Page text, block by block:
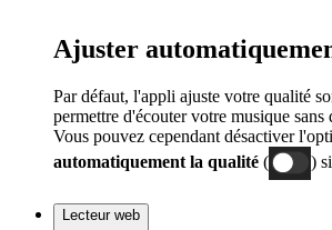
Ajuster
Par défaut, l'appli ajuste votre qualité
permettre d'écouter votre musique sans
Vous pouvez cependant désactiver
automatiquement la qualité ( )
Lecteur web